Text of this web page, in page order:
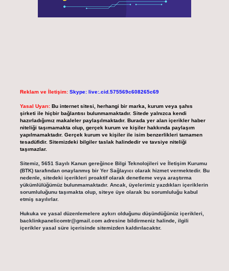
Reklam ve İletişim: Skype: live:.cid.575569c608265c69
Yasal Uyarı: Bu internet sitesi, herhangi bir marka, kurum veya şahıs
şirketi ile hiçbir bağlantısı bulunmamaktadır. Sitede yalnızca kendi
hazırladığımız makaleler paylaşılmaktadır. Burada yer alan içerikler haber
niteliği taşımamakta olup, gerçek kurum ve kişiler hakkında paylaşım
yapılmamaktadır. Gerçek kurum ve kişiler ile isim benzerlikleri tamamen
tesadüfidir. Sitemizdeki bilgiler taslak halindedir ve tavsiye niteliği
taşımazlar.
Sitemiz, 5651 Sayılı Kanun gereğince Bilgi Teknolojileri ve İletişim Kurumu
(BTK) tarafından onaylanmış bir Yer Sağlayıcı olarak hizmet vermektedir. Bu
nedenle, sitedeki içerikleri proaktif olarak denetleme veya araştırma
yükümlülüğümüz bulunmamaktadır. Ancak, üyelerimiz yazdıkları içeriklerin
sorumluluğunu taşımakta olup, siteye üye olarak bu sorumluluğu kabul
etmiş sayılırlar.
Hukuka ve yasal düzenlemelere aykırı olduğunu düşündüğünüz içerikleri,
backlinkpanelicomtr@gmail.comadresine bildirmeniz halinde, ilgili
içerikler yasal süre içerisinde sitemizden kaldırılacaktır.